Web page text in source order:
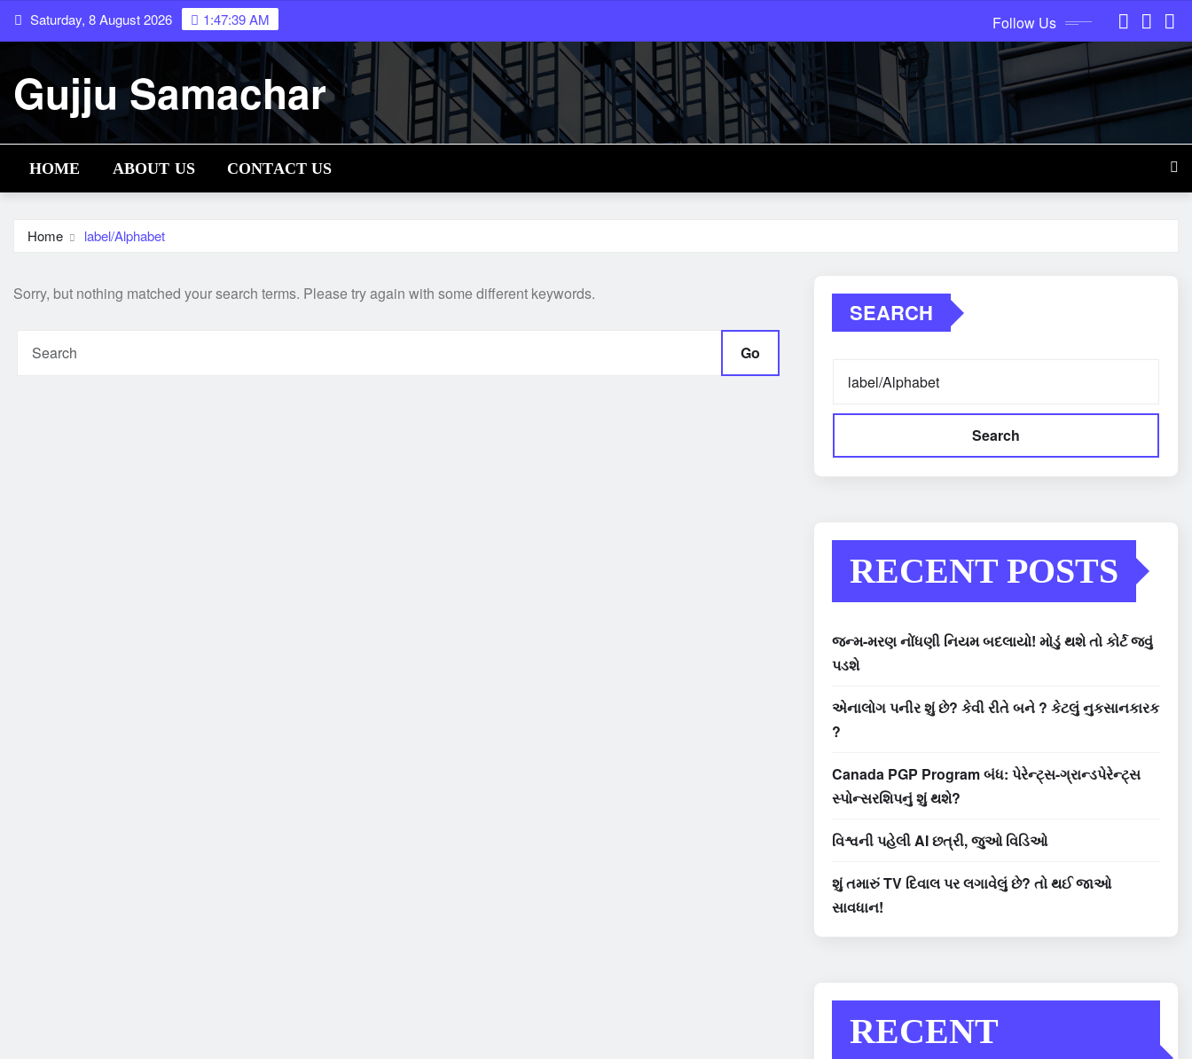
Skip Saturday, 8 August 2026 1:47:40 AM Follow Us
Gujju Samachar
HOME ABOUT US CONTACT US
Home label/Alphabet
Sorry, but nothing matched your search terms. Please try again with some different keywords.
Go
SEARCH
Search
RECENT POSTS
જન્મ-મરણ નોંધણી નિયમ બદલાયો! મોડું થશે તો કોર્ટ જવું
પડશે
એનાલોગ પનીર શું છે? કેવી રીતે બને ? કેટલું નુકસાનકારક
?
Canada PGP Program બંધ: પેરેન્ટ્સ-ગ્રાન્ડપેરેન્ટ્સ
સ્પોન્સરશિપનું શું થશે?
વિશ્વની પહેલી AI છત્રી, જુઓ વિડિઓ
શું તમારું TV દિવાલ પર લગાવેલું છે? તો થઈ જાઓ
સાવધાન!
RECENT